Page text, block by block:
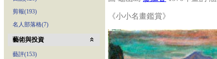
剪報(193)
名人部落格(7)
藝術與投資
藝評(153)
《小小名畫鑑賞》